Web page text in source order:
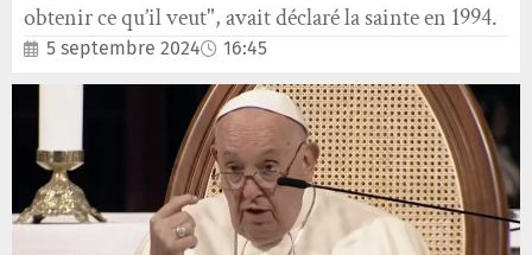
obtenir ce qu’il veut", avait déclaré la sainte en 1994.
5 septembre 2024 16:45